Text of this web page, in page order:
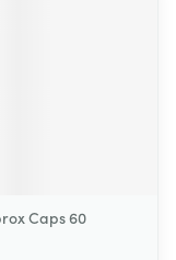
Caps 60